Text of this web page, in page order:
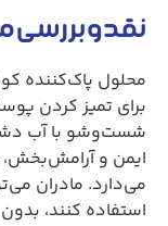
نقد و
محلول پاک‌کننده
برای تمیز کردن
شست‌وشو با آب
ایمن و
می‌دارد. مادران
استفاده کنند،